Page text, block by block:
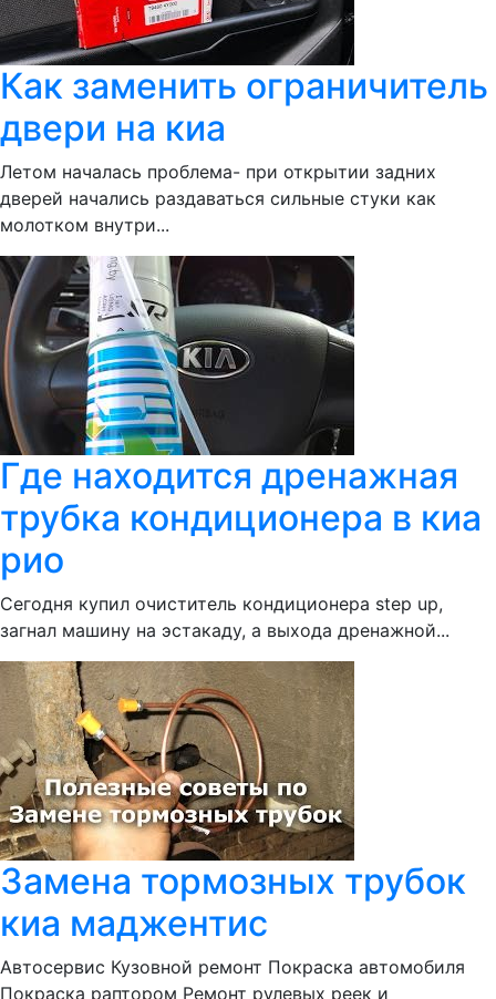
Как заменить ограничитель
двери на киа
Летом началась проблема- при открытии задних
дверей начались раздаваться сильные стуки как
молотком внутри...
Где находится дренажная
трубка кондиционера в киа
рио
Сегодня купил очиститель кондиционера step up,
загнал машину на эстакаду, а выхода дренажной...
Замена тормозных трубок
киа маджентис
Автосервис Кузовной ремонт Покраска автомобиля
Покраска раптором Ремонт рулевых реек и